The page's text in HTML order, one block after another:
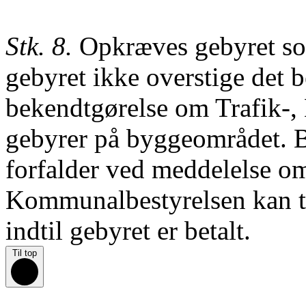
Stk. 8. Opkræves gebyret
gebyret ikke overstige det
bekendtgørelse om Trafik-
gebyrer på byggeområdet.
forfalder ved meddelelse
Kommunalbestyrelsen
indtil gebyret er betalt.
Til top